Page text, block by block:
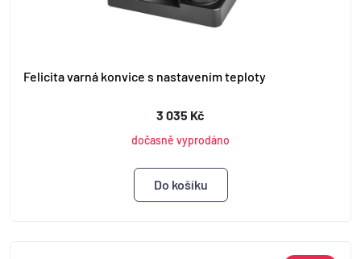
Felicita varná konvice s nastavením teploty
3 035 Kč
dočasně vyprodáno